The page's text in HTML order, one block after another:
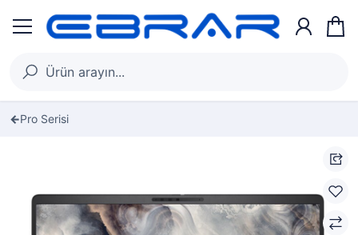
Pro Serisi